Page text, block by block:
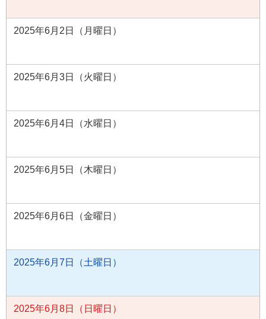
2025年6月2日（月曜日）
2025年6月3日（火曜日）
2025年6月4日（水曜日）
2025年6月5日（木曜日）
2025年6月6日（金曜日）
2025年6月7日（土曜日）
2025年6月8日（日曜日）